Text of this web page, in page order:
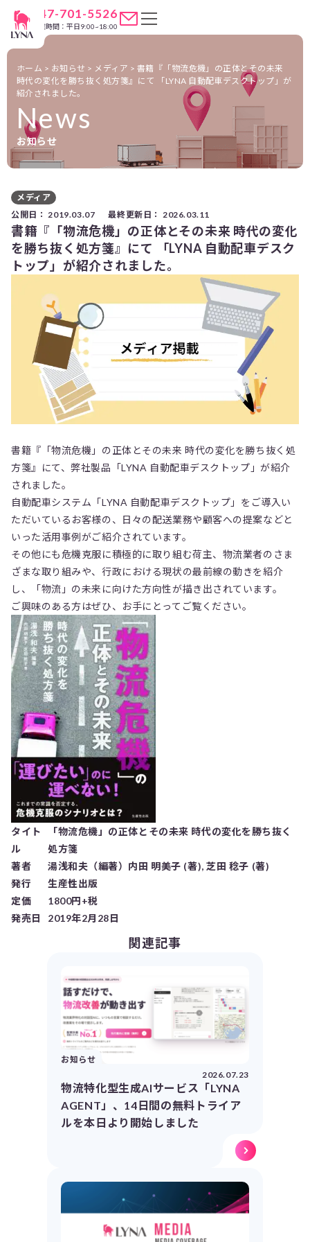
047-701-5526
営業時間：平日9:00~18:00
News
お知らせ
ホーム > お知らせ > メディア > 書籍『「物流危機」の正体とその未来
時代の変化を勝ち抜く処方箋』にて 「LYNA 自動配車デスクトップ」が
紹介されました。
メディア
公開日： 2019.03.07 最終更新日： 2026.03.11
書籍『「物流危機」の正体とその未来 時代の変化
を勝ち抜く処方箋』にて 「LYNA 自動配車デスク
トップ」が紹介されました。
書籍『「物流危機」の正体とその未来 時代の変化を勝ち抜く処
方箋』にて、弊社製品「LYNA 自動配車デスクトップ」が紹介
されました。
自動配車システム「LYNA 自動配車デスクトップ」をご導入い
ただいているお客様の、日々の配送業務や顧客への提案などと
いった活用事例がご紹介されています。
その他にも危機克服に積極的に取り組む荷主、物流業者のさま
ざまな取り組みや、行政における現状の最前線の動きを紹介
し、「物流」の未来に向けた方向性が描き出されています。
ご興味のある方はぜひ、お手にとってご覧ください。
タイト
ル
「物流危機」の正体とその未来 時代の変化を勝ち抜く
処方箋
著者
湯浅和夫（編著）内田 明美子 (著), 芝田 稔子 (著)
発行
生産性出版
定価
1800円+税
発売日
2019年2月28日
関連記事
お知らせ
2026.07.23
物流特化型生成AIサービス「LYNA
AGENT」、14日間の無料トライア
ルを本日より開始しました